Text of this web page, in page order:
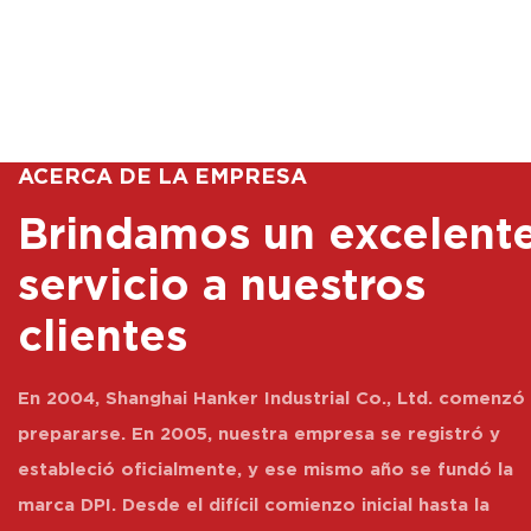
ACERCA DE LA EMPRESA
Brindamos un
servicio a nuestros
clientes
En 2004, Shanghai Hanker Industrial Co., Ltd. comenzó
prepararse. En 2005, nuestra empresa se registró y
estableció oficialmente, y ese mismo año se fundó la
marca DPI. Desde el difícil comienzo inicial hasta la